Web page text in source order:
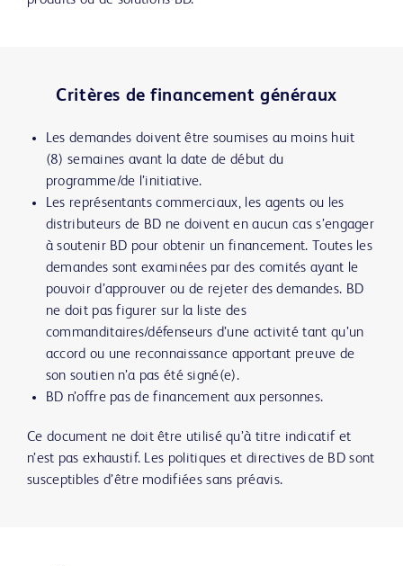
Critères de financement généraux
Les demandes doivent être soumises au moins huit
(8) semaines avant la date de début du
programme/de l’initiative.
Les représentants commerciaux, les agents ou les
distributeurs de BD ne doivent en aucun cas s’engager
à soutenir BD pour obtenir un financement. Toutes les
demandes sont examinées par des comités ayant le
pouvoir d’approuver ou de rejeter des demandes. BD
ne doit pas figurer sur la liste des
commanditaires/défenseurs d’une activité tant qu’un
accord ou une reconnaissance apportant preuve de
son soutien n’a pas été signé(e).
BD n’offre pas de financement aux personnes.
Ce document ne doit être utilisé qu’à titre indicatif et
n’est pas exhaustif. Les politiques et directives de BD sont
susceptibles d’être modifiées sans préavis.